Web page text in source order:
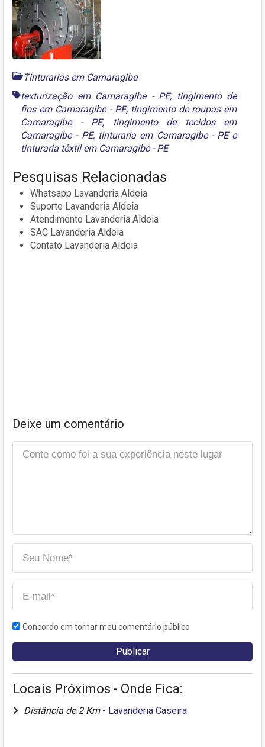
Tinturarias em Camaragibe
texturização em Camaragibe - PE, tingimento de
fios em Camaragibe - PE, tingimento de roupas em
Camaragibe - PE,
tingimento de tecidos em
Camaragibe - PE, tinturaria em Camaragibe - PEe
tinturaria têxtil em Camaragibe - PE
Pesquisas Relacionadas
Whatsapp Lavanderia Aldeia
Suporte Lavanderia Aldeia
Atendimento Lavanderia Aldeia
SAC Lavanderia Aldeia
Contato Lavanderia Aldeia
Deixe um comentário
Concordo em tornar meu comentário público
Locais Próximos - Onde Fica:
Distância de 2 Km - Lavanderia Caseira